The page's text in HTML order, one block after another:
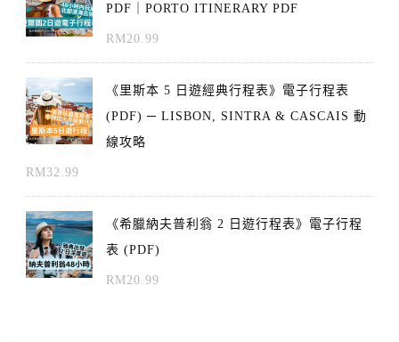
PDF｜PORTO ITINERARY PDF
RM20.99
《里斯本 5 日遊經典行程表》電子行程表
(PDF) ─ LISBON, SINTRA & CASCAIS 動
線攻略
RM32.99
《希臘納夫普利翁 2 日遊行程表》電子行程
表 (PDF)
RM20.99